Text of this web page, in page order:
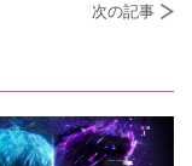
次の記事